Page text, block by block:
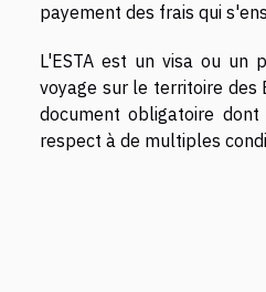
payement des frais qui
L'ESTA est un visa ou un
voyage sur le territoire des
document obligatoire
respect à de multiples